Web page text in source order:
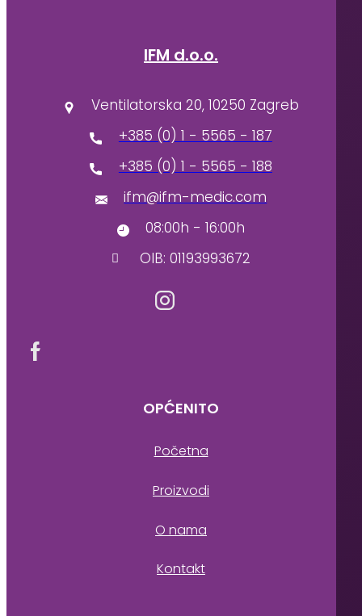
IFM d.o.o.
Ventilatorska 20, 10250 Zagreb
+385 (0) 1 - 5565 - 187
+385 (0) 1 - 5565 - 188
ifm@ifm-medic.com
08:00h - 16:00h
OIB: 01193993672
OPĆENITO
Početna
Proizvodi
O nama
Kontakt